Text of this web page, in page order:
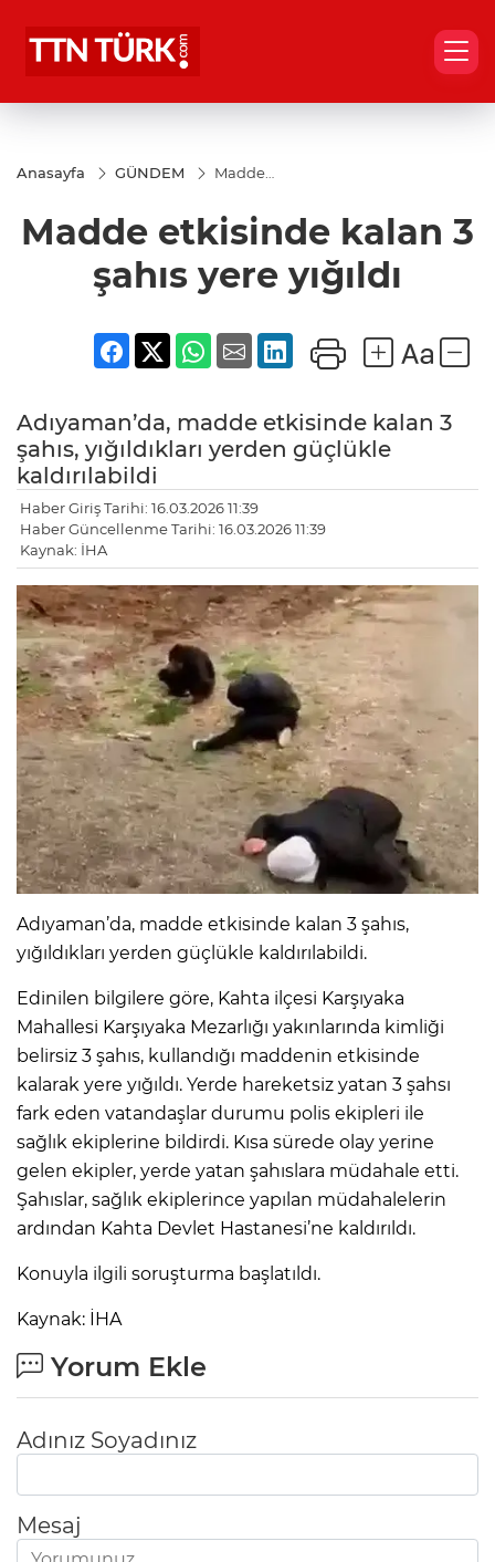
Anasayfa GÜNDEM
Madde
şahıs
yere
Madde etkisinde kalan 3
şahıs yere yığıldı
Adıyaman’da, madde etkisinde kalan 3
şahıs, yığıldıkları yerden güçlükle
kaldırılabildi
Haber Giriş Tarihi: 16.03.2026 11:39
Haber Güncellenme Tarihi: 16.03.2026 11:39
Kaynak: İHA
Adıyaman’da, madde etkisinde kalan 3 şahıs,
yığıldıkları yerden güçlükle kaldırılabildi.
Edinilen bilgilere göre, Kahta ilçesi Karşıyaka
Mahallesi Karşıyaka Mezarlığı yakınlarında kimliği
belirsiz 3 şahıs, kullandığı maddenin etkisinde
kalarak yere yığıldı. Yerde hareketsiz yatan 3 şahsı
fark eden vatandaşlar durumu polis ekipleri ile
sağlık ekiplerine bildirdi. Kısa sürede olay yerine
gelen ekipler, yerde yatan şahıslara müdahale etti.
Şahıslar, sağlık ekiplerince yapılan müdahalelerin
ardından Kahta Devlet Hastanesi’ne kaldırıldı.
Konuyla ilgili soruşturma başlatıldı.
Kaynak: İHA
Yorum Ekle
Adınız Soyadınız
Mesaj